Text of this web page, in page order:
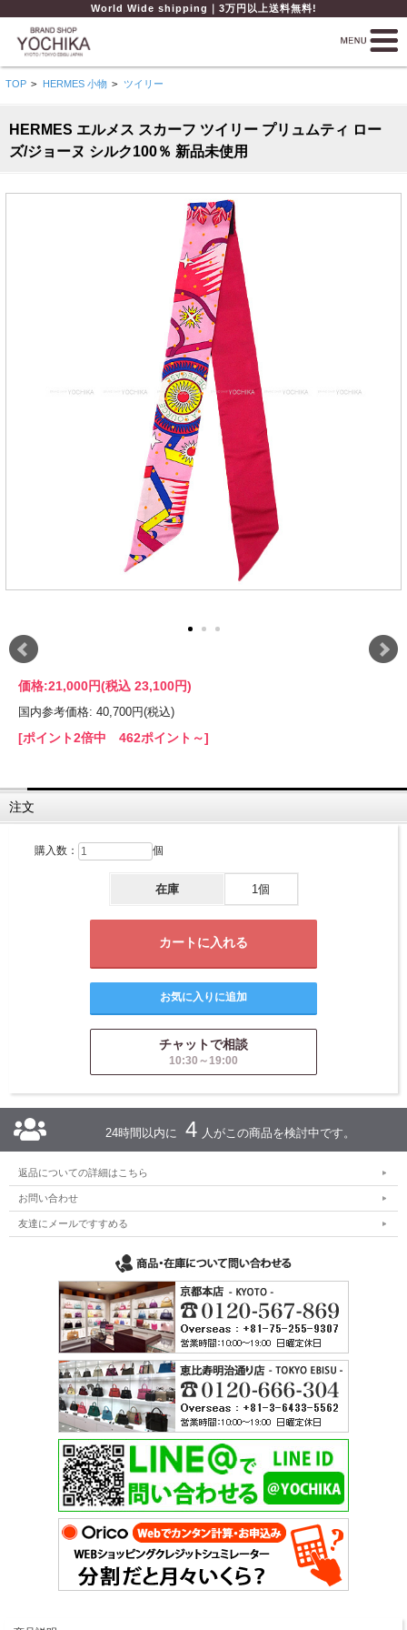
World Wide shipping｜3万円以上送料無料!
TOP > HERMES 小物 > ツイリー
HERMES エルメス スカーフ ツイリー プリュムティ ロー
ズ/ジョーヌ シルク100％ 新品未使用
価格:21,000円(税込 23,100円)
国内参考価格: 40,700円(税込)
[ポイント2倍中 462ポイント～]
注文
購入数： 個
在庫 1個
チャットで相談
10:30～19:00
24時間以内に 4 人がこの商品を検討中です。
返品についての詳細はこちら
お問い合わせ
友達にメールですすめる